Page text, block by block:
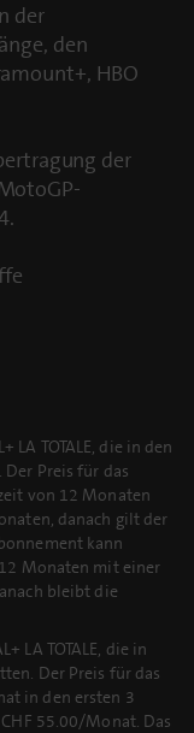
der
den
HBO
der
TOTALE, die in den
Preis für das
von 12 Monaten
danach gilt der
kann
Monaten mit einer
bleibt die
LA TOTALE, die in
Der Preis für das
in den ersten 3
55.00/Monat. Das